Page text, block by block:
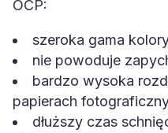
OCP:
szeroka gama
nie powoduje
bardzo wysoka
papierach
dłuższy czas